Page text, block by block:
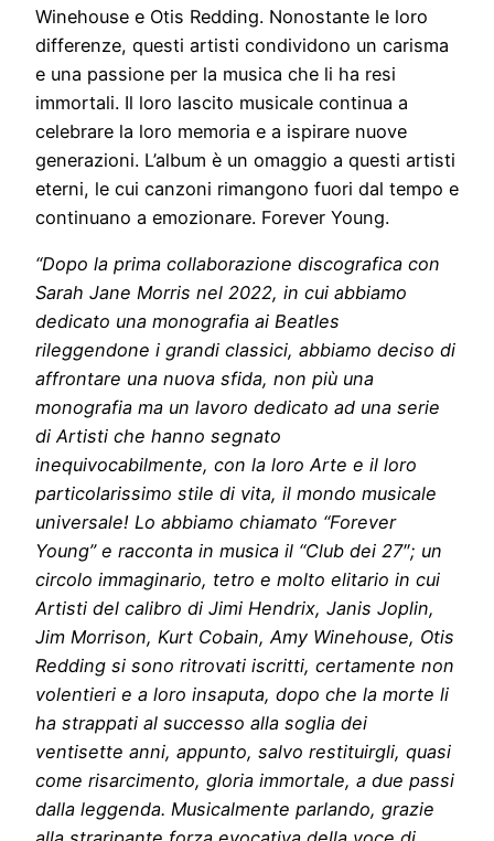
Winehouse e Otis Redding. Nonostante le loro
differenze, questi artisti condividono un carisma
e una passione per la musica che li ha resi
immortali. Il loro lascito musicale continua a
celebrare la loro memoria e a ispirare nuove
generazioni. L’album è un omaggio a questi artisti
eterni, le cui canzoni rimangono fuori dal tempo e
continuano a emozionare. Forever Young.
“Dopo la prima collaborazione discografica con
Sarah Jane Morris nel 2022, in cui abbiamo
dedicato una monografia ai Beatles
rileggendone i grandi classici, abbiamo deciso di
affrontare una nuova sfida, non più una
monografia ma un lavoro dedicato ad una serie
di Artisti che hanno segnato
inequivocabilmente, con la loro Arte e il loro
particolarissimo stile di vita, il mondo musicale
universale! Lo abbiamo chiamato “Forever
Young” e racconta in musica il “Club dei 27″; un
circolo immaginario, tetro e molto elitario in cui
Artisti del calibro di Jimi Hendrix, Janis Joplin,
Jim Morrison, Kurt Cobain, Amy Winehouse, Otis
Redding si sono ritrovati iscritti, certamente non
volentieri e a loro insaputa, dopo che la morte li
ha strappati al successo alla soglia dei
ventisette anni, appunto, salvo restituirgli, quasi
come risarcimento, gloria immortale, a due passi
dalla leggenda. Musicalmente parlando, grazie